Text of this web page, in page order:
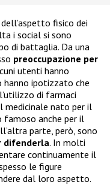
fisico dei
i social si sono
di battaglia. Da una
preoccupazione per
utenti hanno
hanno ipotizzato che
di farmaci
medicinale nato per il
anche per il
parte, però, sono
difenderla. In molti
continuamente il
le figure
dal loro aspetto.